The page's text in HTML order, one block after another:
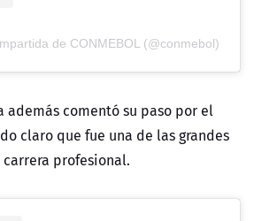
de CONMEBOL (@conmebol)
además comentó su paso por el
claro que fue una de las grandes
profesional.